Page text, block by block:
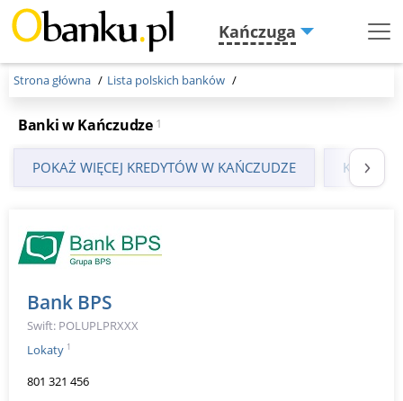
Kańczuga
Menu
Strona główna Lista polskich banków
Banki w Kańczudze1
POKAŻ WIĘCEJ KREDYTÓW W KAŃCZUDZE
Bank BPS
Swift: POLUPLPRXXX
Lokaty 1
801 321 456